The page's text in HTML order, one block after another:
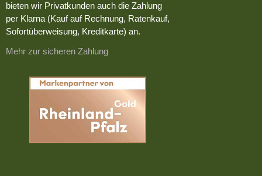
bieten wir Privatkunden auch die Zahlung
per Klarna (Kauf auf Rechnung, Ratenkauf,
Sofortüberweisung, Kreditkarte) an.
Mehr zur sicheren Zahlung